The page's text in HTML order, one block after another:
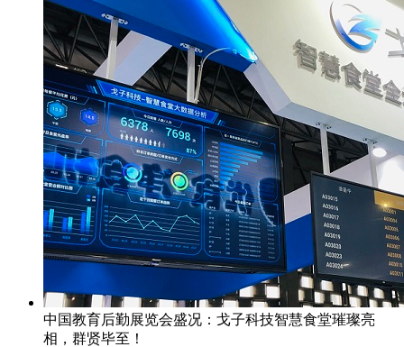
中国教育后勤展览会盛况：戈子科技智慧食堂璀璨亮
相，群贤毕至！